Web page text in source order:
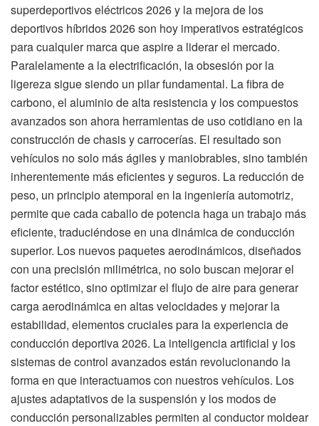
superdeportivos eléctricos 2026 y la mejora de los
deportivos híbridos 2026 son hoy imperativos estratégicos
para cualquier marca que aspire a liderar el mercado.
Paralelamente a la electrificación, la obsesión por la
ligereza sigue siendo un pilar fundamental. La fibra de
carbono, el aluminio de alta resistencia y los compuestos
avanzados son ahora herramientas de uso cotidiano en la
construcción de chasis y carrocerías. El resultado son
vehículos no solo más ágiles y maniobrables, sino también
inherentemente más eficientes y seguros. La reducción de
peso, un principio atemporal en la ingeniería automotriz,
permite que cada caballo de potencia haga un trabajo más
eficiente, traduciéndose en una dinámica de conducción
superior. Los nuevos paquetes aerodinámicos, diseñados
con una precisión milimétrica, no solo buscan mejorar el
factor estético, sino optimizar el flujo de aire para generar
carga aerodinámica en altas velocidades y mejorar la
estabilidad, elementos cruciales para la experiencia de
conducción deportiva 2026. La inteligencia artificial y los
sistemas de control avanzados están revolucionando la
forma en que interactuamos con nuestros vehículos. Los
ajustes adaptativos de la suspensión y los modos de
conducción personalizables permiten al conductor moldear